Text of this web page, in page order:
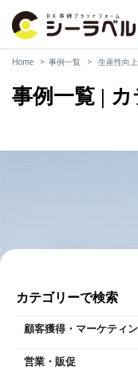
Home 事例一覧 生産性向
事例一覧 |
カテゴリーで検索
顧客獲得・マーケティ
営業・販促